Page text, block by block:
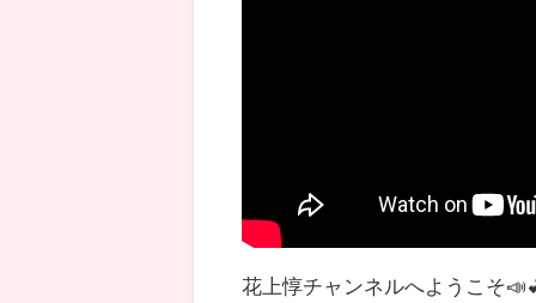
花上惇チャンネルへようこそ